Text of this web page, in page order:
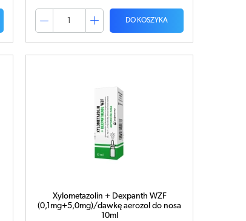
DO KOSZYKA
Xylometazolin + Dexpanth WZF
(0,1mg+5,0mg)/dawkę aerozol do nosa
10ml